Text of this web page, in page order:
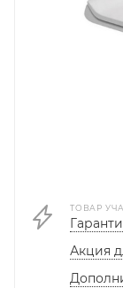
ТОВАР
Акция